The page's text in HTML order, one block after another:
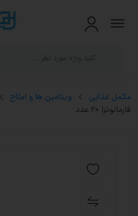
مکمل غذایی ویتامین ها و املاح
فارمانوترا 20 عدد